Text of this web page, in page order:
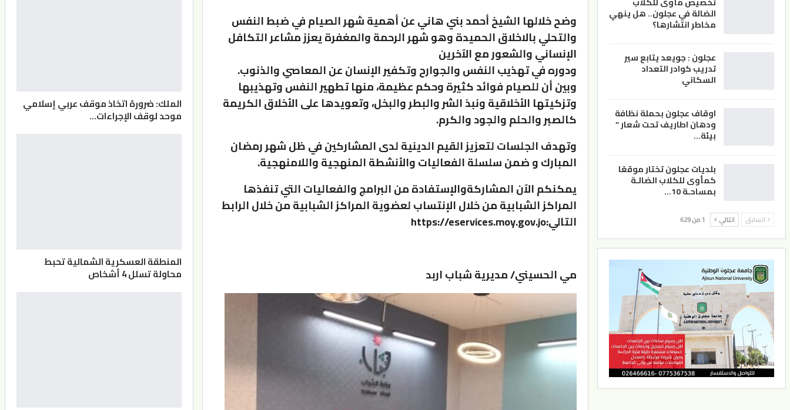
وضح خلالها الشيخ أحمد بني هاني عن أهمية شهر الصيام في ضبط النفس
والتحلي بالاخلاق الحميدة وهو شهر الرحمة والمغفرة يعزز مشاعر التكافل
الإنساني والشعور مع الآخرين
ودوره في تهذيب النفس والجوارح وتكفير الإنسان عن المعاصي والذنوب.
وبين أن للصيام فوائد كثيرة وحكم عظيمة، منها تطهير النفس وتهذيبها
وتزكيتها الأخلاقية ونبذ الشر والبطر والبخل، وتعويدها على الأخلاق الكريمة
كالصبر والحلم والجود والكرم.
وتهدف الجلسات لتعزيز القيم الدينية لدى المشاركين في ظل شهر رمضان
المبارك و ضمن سلسلة الفعاليات والأنشطة المنهجية واللامنهجية.
يمكنكم الآن المشاركةوالإستفادة من البرامج والفعاليات التي تنفذها
المراكز الشبابية من خلال الإنتساب لعضوية المراكز الشبابية من خلال الرابط
التالي:https://eservices.moy.gov.jo
مي الحسيني/ مديرية شباب اربد
الضالة في عجلون.. هل ينهي
مخاطر انتشارها؟
عجلون : جويعد يتابع سير
تدريب كوادر التعداد
السكاني
اوقاف عجلون بحملة نظافة
ودهان اطاريف تحت شعار ”
بيئة…
بلديات عجلون تختار موقعًا
كمأوى للكلاب الضالـة
بمساحـة 10…
السابق التالي 1 من 629
الملك: ضرورة اتخاذ موقف عربي إسلامي
موحد لوقف الإجراءات…
المنطقة العسكرية الشمالية تحبط
محاولة تسلل 4 أشخاص